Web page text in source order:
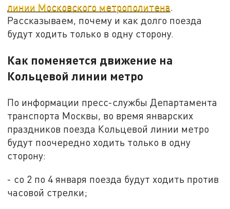
линии Московского метрополитена.
Рассказываем, почему и как долго поезда
будут ходить только в одну сторону.
Как поменяется движение на
Кольцевой линии метро
По информации пресс-службы Департамента
транспорта Москвы, во время январских
праздников поезда Кольцевой линии метро
будут поочередно ходить только в одну
сторону:
- со 2 по 4 января поезда будут ходить против
часовой стрелки;